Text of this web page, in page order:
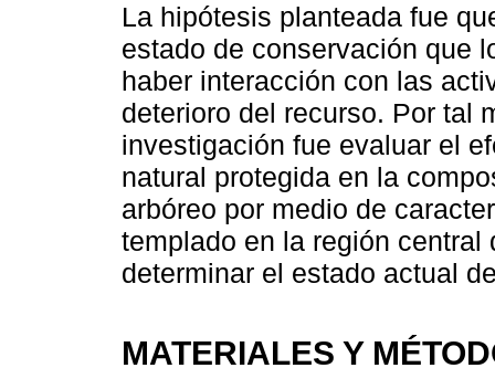
La hipótesis planteada fue
estado de conservación que
haber interacción con las
deterioro del recurso. Por tal
investigación fue evaluar el
natural protegida en la
arbóreo por medio de
templado en la región
determinar el estado actual
MATERIALES Y